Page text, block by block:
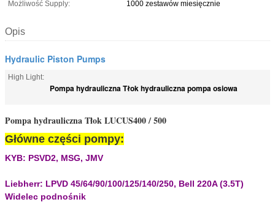
Możliwość Supply:
1000 zestawów miesięcznie
Opis
Hydraulic Piston Pumps
High Light:
Pompa hydrauliczna Tłok hydrauliczna pompa osiowa
Pompa hydrauliczna Tłok LUCUS400 / 500
Główne części pompy:
KYB: PSVD2, MSG, JMV
Liebherr: LPVD 45/64/90/100/125/140/250, Bell 220A (3.5T)
Widelec podnośnik